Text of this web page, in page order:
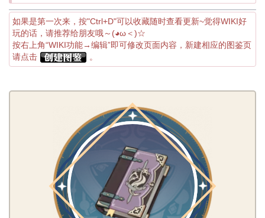
如果是第一次来，按"Ctrl+D"可以收藏随时查看更新~觉得WIKI好
玩的话，请推荐给朋友哦～(◕ω＜)☆
按右上角“WIKI功能→编辑”即可修改页面内容，新建相应的图鉴页
请点击
。